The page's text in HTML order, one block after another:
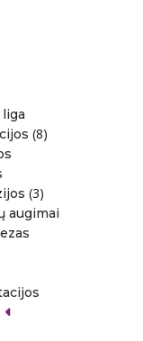
(8)
(3)
augimai